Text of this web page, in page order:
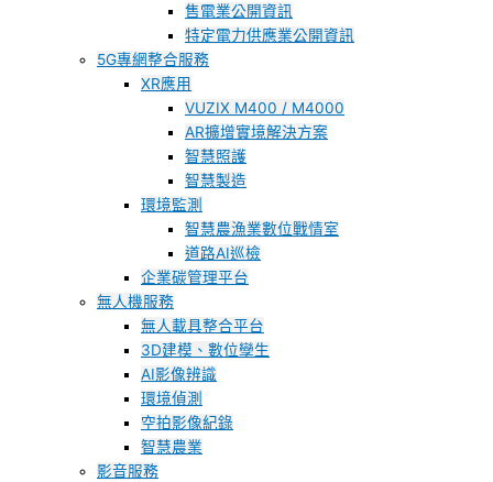
售電業公開資訊
特定電力供應業公開資訊
5G專網整合服務
XR應用
VUZIX M400 / M4000
AR擴增實境解決方案
智慧照護
智慧製造
環境監測
智慧農漁業數位戰情室
道路AI巡檢
企業碳管理平台
無人機服務
無人載具整合平台
3D建模、數位孿生
AI影像辨識
環境偵測
空拍影像紀錄
智慧農業
影音服務